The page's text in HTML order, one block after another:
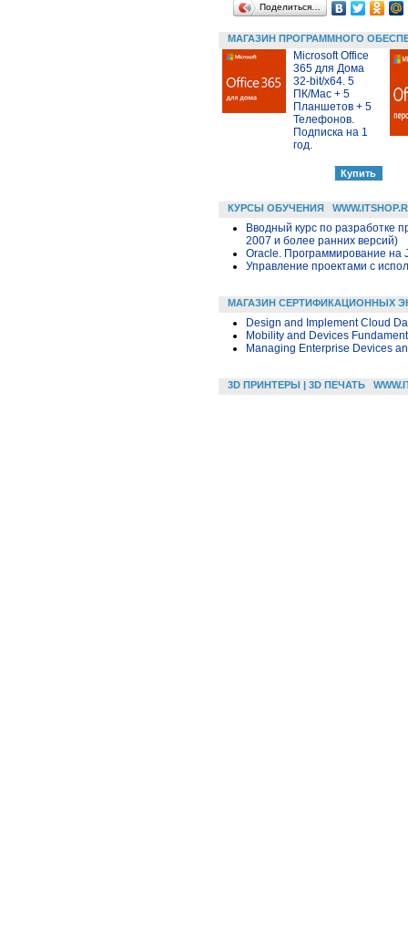
Поделиться…
МАГАЗИН ПРОГРАММНОГО
Microsoft Office
365 для Дома
32-bit/x64. 5
ПК/Mac + 5
Планшетов + 5
Телефонов.
Подписка на 1
год.
КУРСЫ ОБУЧЕНИЯ
Вводный курс по разработке
2007 и более ранних версий)
Oracle. Программирование на
Управление проектами с
МАГАЗИН СЕРТИФИКАЦИОННЫХ
Design and Implement Cloud
Mobility and Devices
Managing Enterprise Devices
3D ПРИНТЕРЫ | 3D ПЕЧАТЬ